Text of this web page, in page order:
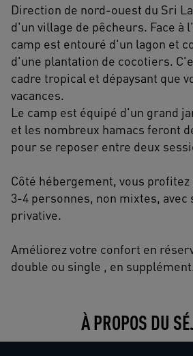
Direction de nord-ouest du Sri
d'un village de pêcheurs. Face à
camp est entouré d'un lagon et
d'une plantation de cocotiers.
cadre tropical et dépaysant que
vacances.
Le camp est équipé d'un grand
et les nombreux hamacs feront
pour se reposer entre deux
Côté hébergement, vous profitez
3-4 personnes, non mixtes, avec
privative.
Améliorez votre confort en
double ou single , en
À PROPOS DU